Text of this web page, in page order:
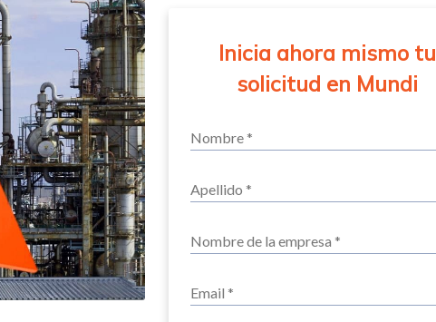
Inicia ahora mismo tu
solicitud en Mundi